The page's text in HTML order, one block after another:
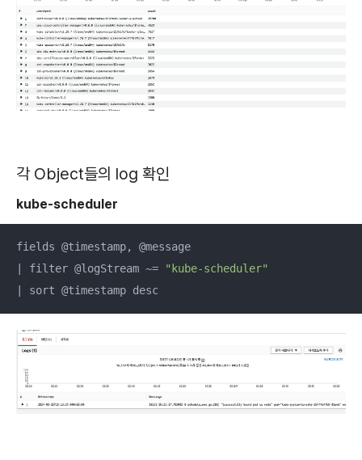
각 Object들의 log 확인
kube-scheduler
fields @timestamp, @message
| filter @logStream ~=
"kube-scheduler"
| sort @timestamp desc